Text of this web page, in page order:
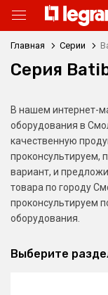
Главная Серии
Серия
В нашем интернет-
оборудования в
качественную
проконсультируем,
вариант, и
товара по городу
проконсультируем
оборудования.
Выберите